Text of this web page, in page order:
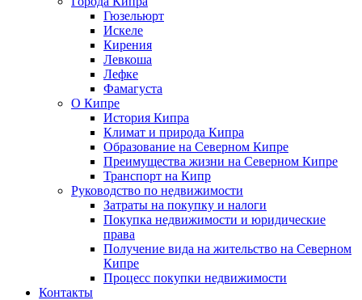
Гюзельюрт
Искеле
Кирения
Левкоша
Лефке
Фамагуста
О Кипре
История Кипра
Климат и природа Кипра
Образование на Северном Кипре
Преимущества жизни на Северном Кипре
Транспорт на Кипр
Руководство по недвижимости
Затраты на покупку и налоги
Покупка недвижимости и юридические
права
Получение вида на жительство на Северном
Кипре
Процесс покупки недвижимости
Контакты